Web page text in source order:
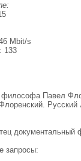
Mbit/s
133
Павел
Русский
документальный
запросы: